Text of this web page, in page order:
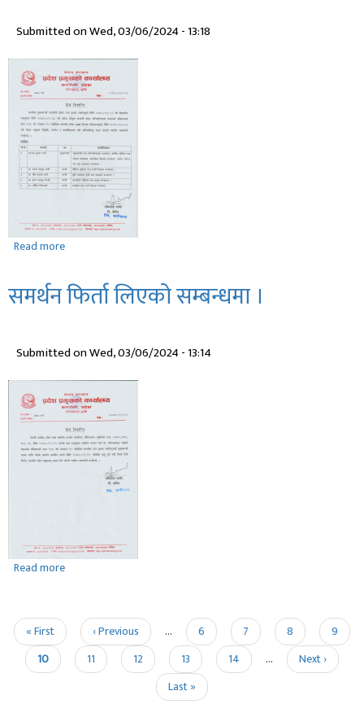
सन्देश
Submitted on Wed, 03/06/2024 - 13:18
Read moreabout
र
कार्यविभाजन
मन्त्रिपरिषद्
गठन
भएको
सम्बन्धमा
।
समर्थन फिर्ता लिएको सम्बन्धमा ।
Submitted on Wed, 03/06/2024 - 13:14
Read moreabout
सम्बन्धमा
Pagination
First
page
« First
Previous
page
‹ Previous Page
6 Page
7 Page
8 Page
9
Current
page
10 Page
11 Page
12 Page
13 Page
14
Next
page
Next ›
Last
page
Last »